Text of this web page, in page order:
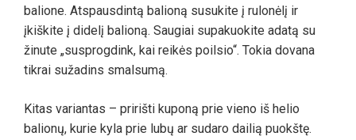
balione. Atspausdintą balioną susukite į rulonėlį ir
įkiškite į didelį balioną. Saugiai supakuokite adatą su
žinute „susprogdink, kai reikės poilsio“. Tokia dovana
tikrai sužadins smalsumą.
Kitas variantas – pririšti kuponą prie vieno iš helio
balionų, kurie kyla prie lubų ar sudaro dailią puokštę.